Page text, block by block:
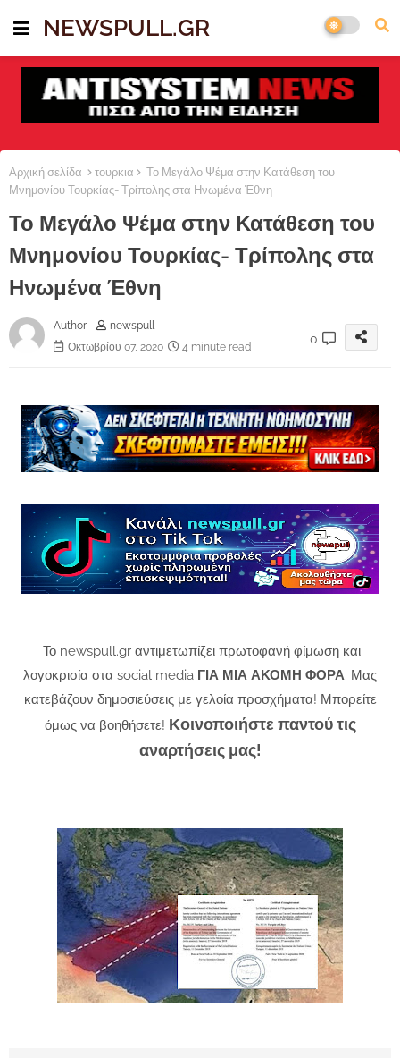
NEWSPULL.GR
Αρχική σελίδα τουρκια
Το Μεγάλο Ψέμα στην Κατάθεση του
Μνημονίου Τουρκίας- Τρίπολης στα Ηνωμένα Έθνη
Το Μεγάλο Ψέμα στην Κατάθεση του
Μνημονίου Τουρκίας- Τρίπολης στα
Ηνωμένα Έθνη
Author -
newspull
Οκτωβρίου 07, 2020
4 minute read
0
Το newspull.gr αντιμετωπίζει πρωτοφανή φίμωση και
λογοκρισία στα social media ΓΙΑ ΜΙΑ ΑΚΟΜΗ ΦΟΡΑ. Μας
κατεβάζουν δημοσιεύσεις με γελοία προσχήματα! Μπορείτε
όμως να βοηθήσετε! Κοινοποιήστε παντού τις
αναρτήσεις μας!